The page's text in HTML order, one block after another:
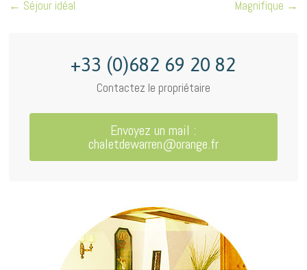
← Séjour idéal Magnifique →
+33 (0)682 69 20 82
Contactez le propriétaire
Envoyez un mail :
chaletdewarren@orange.fr